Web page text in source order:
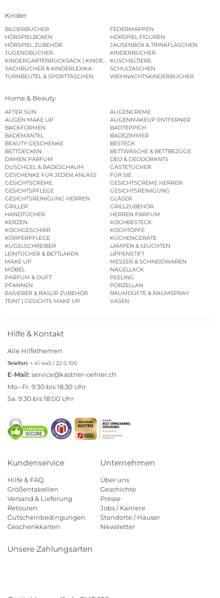
Kinder
BILDERBÜCHER
FEDERMAPPEN
HÖRSPIELBOXEN
HÖRSPIEL FIGUREN
HÖRSPIEL ZUBEHÖR
JAUSENBOX & TRINKFLASCHEN
JUGENDBÜCHER
KINDERBÜCHER
KINDERGARTENRUCKSACK | KINDERGARTENBEUTEL
KUSCHELTIERE
SACHBÜCHER & KINDERLEXIKA
SCHULTASCHEN
TURNBEUTEL & SPORTTASCHEN
WEIHNACHTSKINDERBÜCHER
Home & Beauty
AFTER SUN
AUGENCREME
AUGEN MAKE UP
AUGENMAKEUP ENTFERNER
BACKFORMEN
BADTEPPICH
BADEMÄNTEL
BADEZIMMER
BEAUTY GESCHENKE
BESTECK
BETTDECKEN
BETTWÄSCHE & BETTBEZÜGE
DAMEN PARFUM
DEO & DEODORANTS
DUSCHGEL & BADESCHAUM
GÄSTETÜCHER
GESCHENKE FÜR JEDEN ANLASS
FÜR SIE
GESICHTSCREME
GESICHTSCREME HERREN
GESICHTSPFLEGE
GESICHTSREINIGUNG
GESICHTSREINIGUNG HERREN
GLÄSER
GRILLER
GRILLZUBEHÖR
HANDTÜCHER
HERREN PARFUM
KERZEN
KOCHBESTECK
KOCHGESCHIRR
KOCHTÖPFE
KÖRPERPFLEGE
KÜCHENGERÄTE
KUGELSCHREIBER
LAMPEN & LEUCHTEN
LEINTÜCHER & BETTLAKEN
LIPPENSTIFT
MAKE UP
MESSER & SCHNEIDWAREN
MÖBEL
NAGELLACK
PARFUM & DUFT
PEELING
PFANNEN
PORZELLAN
RASIERER & RASUR ZUBEHÖR
RAUMDÜFTE & RAUMSPRAY
TEINT | GESICHTS MAKE UP
VASEN
Hilfe & Kontakt
Alle Hilfethemen
Telefon: + 41 445 / 22 0 100
E-Mail: service@kastner-oehler.ch
Mo.–Fr. 9:30 bis 18:30 Uhr
Sa. 9:30 bis 18:00 Uhr
Kundenservice
Hilfe & FAQ
Größentabellen
Versand & Lieferung
Retouren
Gutscheinbedingungen
Geschenkkarten
Unternehmen
Über uns
Geschichte
Presse
Jobs / Karriere
Standorte / Häuser
Newsletter
Unsere Zahlungsarten